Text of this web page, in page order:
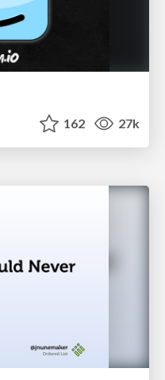
162 27k